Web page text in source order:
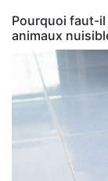
Pourquoi faut-
animaux